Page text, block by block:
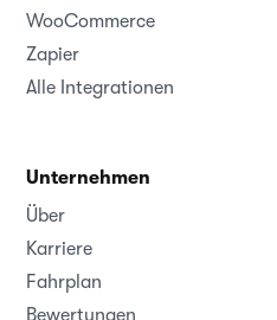
WooCommerce
Zapier
Alle Integrationen
Unternehmen
Über
Karriere
Fahrplan
Bewertungen